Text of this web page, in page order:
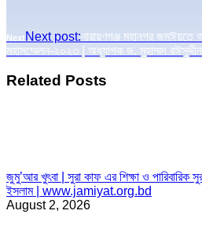
Next Next post:নারায়ণগঞ্জ মহানগর জমঈয়তে
মহাসম্মেলন-২০২৩ | অধ্যাপক ড. মুহাম্মদ রঈসুদ্দীন
Related Posts
জুমু’আর খুৎবা | সুরা কাফ এর শিক্ষা ও পারিবারিক
ইসলাম | www.jamiyat.org.bd
August 2, 2026